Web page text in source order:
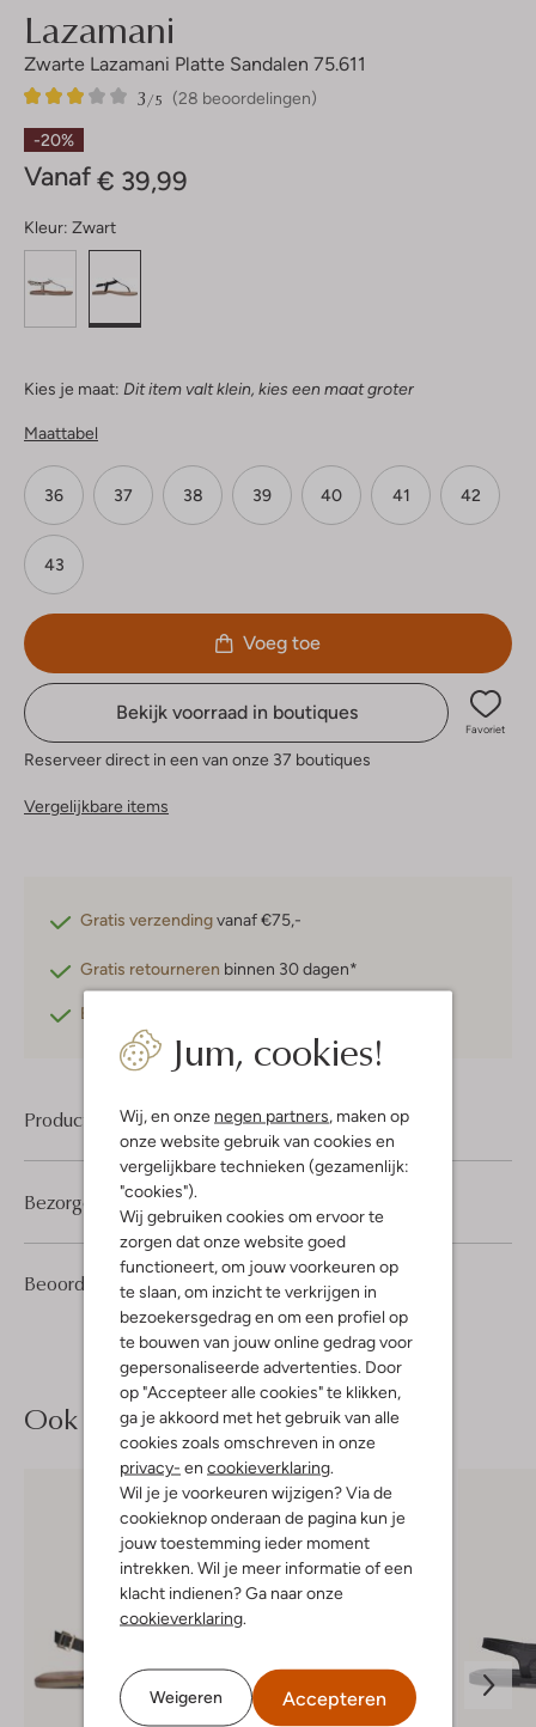
Jum, cookies!
Wij, en onze negen partners , maken op
onze website gebruik van cookies en
vergelijkbare technieken (gezamenlijk:
"cookies").
Wij gebruiken cookies om ervoor te
zorgen dat onze website goed
functioneert, om jouw voorkeuren op
te slaan, om inzicht te verkrijgen in
bezoekersgedrag en om een profiel op
te bouwen van jouw online gedrag voor
gepersonaliseerde advertenties. Door
op "Accepteer alle cookies" te klikken,
ga je akkoord met het gebruik van alle
cookies zoals omschreven in onze
privacy- en cookieverklaring
Wil je je voorkeuren wijzigen? Via de
cookieknop onderaan de pagina kun je
jouw toestemming ieder moment
intrekken. Wil je meer informatie of een
klacht indienen? Ga naar onze
cookieverklaring
Weigeren Accepteren
Lazamani
Zwarte Lazamani Platte Sandalen 75.611
(28 beoordelingen)
3/5
28
3
Sterren
-20%
Vanaf € 39,99
Kleur: Zwart
Kies je maat: Dit item valt klein, kies een maat groter
Maattabel
36 37 38 39 40 41 42
43
Voeg toe
Bekijk voorraad in boutiques
Favoriet
Reserveer direct in een van onze 37 boutiques
Vergelijkbare items
Gratis verzendingvanaf €75,-
Gratis retourneren binnen 30 dagen*
Betaal achteraf
Product informatie
Beoordelingen (28) 3/5
28
3
Sterren
Bezorgen & retourneren
Ook iets voor jou?